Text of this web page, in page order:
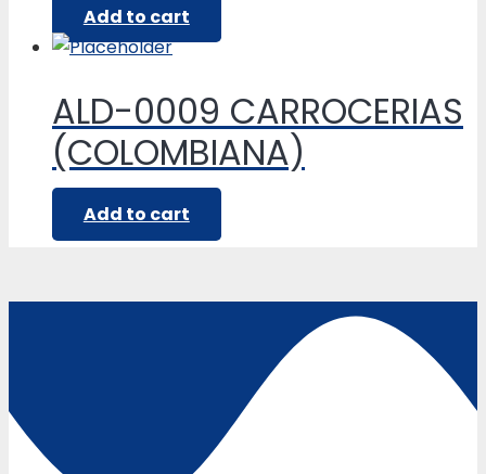
Add to cart
ALD-0009 CARROCERIAS
(COLOMBIANA)
Add to cart